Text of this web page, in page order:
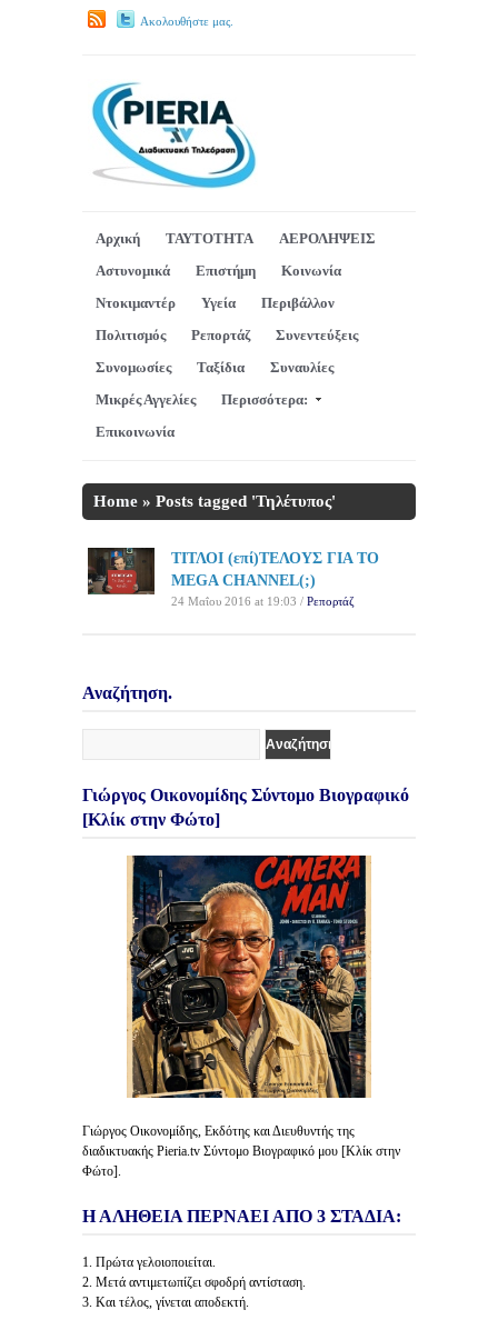
Ακολουθήστε μας.
Αρχική ΤΑΥΤΟΤΗΤΑ
ΑΕΡΟΛΗΨΕΙΣ
Αστυνομικά
Επιστήμη
Κοινωνία
Ντοκιμαντέρ
Υγεία
Περιβάλλον
Πολιτισμός
Ρεπορτάζ
Συνεντεύξεις
Συνομωσίες
Ταξίδια
Συναυλίες
Μικρές Αγγελίες
Περισσότερα:
Επικοινωνία
Home » Posts tagged 'Τηλέτυπος'
ΤΙΤΛΟΙ (επί)ΤΕΛΟΥΣ ΓΙΑ ΤΟ
MEGA CHANNEL(;)
24 Μαΐου 2016 at 19:03 / Ρεπορτάζ
Αναζήτηση.
Γιώργος Οικονομίδης Σύντομο Βιογραφικό
[Κλίκ στην Φώτο]
Γιώργος Οικονομίδης, Εκδότης και Διευθυντής της
διαδικτυακής Pieria.tv Σύντομο Βιογραφικό μου [Κλίκ στην
Φώτο].
Η ΑΛΗΘΕΙΑ ΠΕΡΝΑΕΙ ΑΠΟ 3 ΣΤΑΔΙΑ:
1. Πρώτα γελοιοποιείται.
2. Μετά αντιμετωπίζει σφοδρή αντίσταση.
3. Και τέλος, γίνεται αποδεκτή.